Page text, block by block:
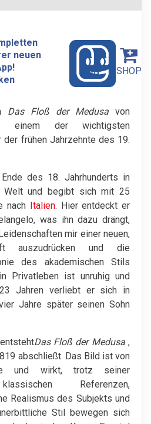
neuen
SHOP
Das Floß der Medusa von
einem der wichtigsten
der frühen Jahrzehnte des 19.
des 18. Jahrhunderts in
Welt und begibt sich mit 25
nach Italien. Hier entdeckt er
was ihn dazu drängt,
mir einer neuen,
auszudrücken und die
des akademischen Stils
Privatleben ist unruhig und
Jahren verliebt er sich in
Jahre später seinen Sohn
Das Floß der Medusa,
abschließt. Das Bild ist von
und wirkt, trotz seiner
Referenzen,
Realismus des Subjekts und
Stil bewegen sich